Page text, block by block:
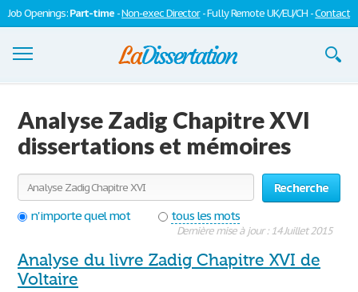
Job Openings:Part-time -Non-exec Director- Fully Remote UK/EU/CH -Contact
S'inscrire
Se connecter
Contactez-nous
Analyse Zadig Chapitre XVI
dissertations et mémoires
Recherche
n'importe quel mot
tous les mots
Dernière mise à jour : 14 Juillet 2015
Analyse du livre Zadig Chapitre XVI de
Voltaire